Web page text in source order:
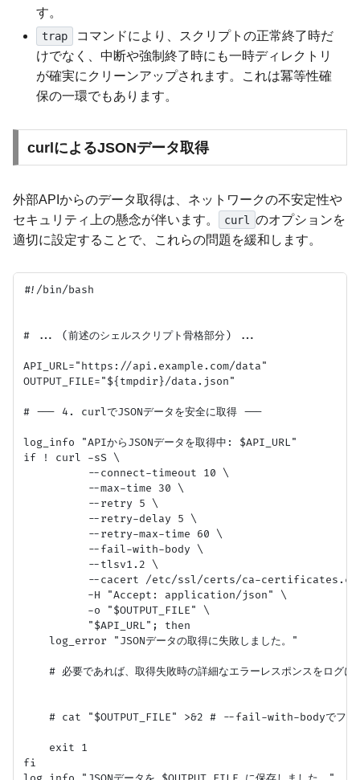
す。
trap
コマンドにより、スクリプトの正常終了時だ
けでなく、中断や強制終了時にも一時ディレクトリ
が確実にクリーンアップされます。これは冪等性確
保の一環でもあります。
curlによるJSONデータ取得
外部APIからのデータ取得は、ネットワークの不安定性や
セキュリティ上の懸念が伴います。
curl
のオプションを
適切に設定することで、これらの問題を緩和します。
#!/bin/bash
# ... (前述のシェルスクリプト骨格部分) ...
API_URL="https://api.example.com/data"
OUTPUT_FILE="${tmpdir}/data.json"
# --- 4. curlでJSONデータを安全に取得 ---
log_info "APIからJSONデータを取得中: $API_URL"
if ! curl -sS \
          --connect-timeout 10 \
          --max-time 30 \
          --retry 5 \
          --retry-delay 5 \
          --retry-max-time 60 \
          --fail-with-body \
          --tlsv1.2 \
--cacert /etc/ssl/certs/ca-
          -H "Accept: application/json" \
          -o "$OUTPUT_FILE" \
          "$API_URL"; then
    log_error "JSONデータの取得に失敗しました。"
# 必要であれば、取得失敗時の詳細なエラーレスポンスをログに
# cat "$OUTPUT_FILE" >&2 # --fail-with-bodyでファイ
    exit 1
fi